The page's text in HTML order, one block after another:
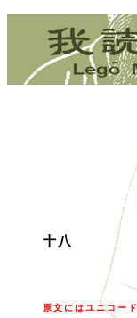
十八
原文にはユニコー